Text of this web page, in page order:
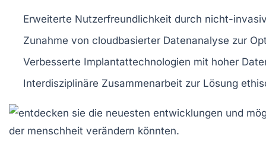
Erweiterte Nutzerfreundlichkeit durch nicht-
Zunahme von cloudbasierter Datenanalyse zur
Verbesserte Implantattechnologien mit hoher
Interdisziplinäre Zusammenarbeit zur Lösung